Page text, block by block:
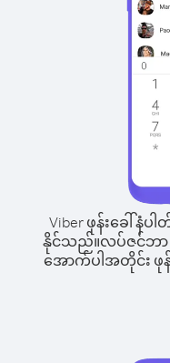
Viber ဖုန်းခေါ်နံ
နိုင်သည်။လပ်ဇင်ဘာ
အောက်ပါအတိုင်း ဖုန်